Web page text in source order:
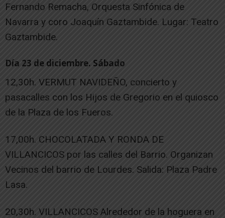
Fernando Remacha, Orquesta Sinfónica de
Navarra y coro Joaquín Gaztambide. Lugar: Teatro
Gaztambide.
Día 23 de diciembre. Sábado
12,30h. VERMUT NAVIDEÑO, concierto y
pasacalles con los Hijos de Gregorio en el quiosco
de la Plaza de los Fueros.
17,00h. CHOCOLATADA Y RONDA DE
VILLANCICOS por las calles del Barrio. Organizan
Vecinos del barrio de Lourdes. Salida: Plaza Padre
Lasa.
20,30h. VILLANCICOS Alrededor de la hoguera en